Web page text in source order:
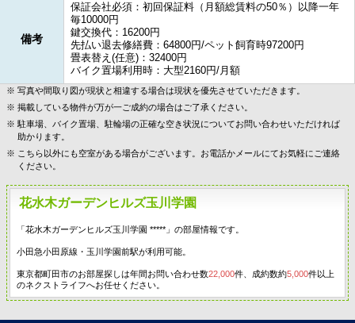
備考
保証会社必須：初回保証料（月額総賃料の50％）以降一年
毎10000円
鍵交換代：16200円
先払い退去修繕費：64800円/ペット飼育時97200円
畳表替え(任意)：32400円
バイク置場利用時：大型2160円/月額
写真や間取り図が現状と相違する場合は現状を優先させていただきます。
掲載している物件が万が一ご成約の場合はご了承ください。
駐車場、バイク置場、駐輪場の正確な空き状況についてお問い合わせいただければ
助かります。
こちら以外にも空室がある場合がございます。お電話かメールにてお気軽にご連絡
ください。
花水木ガーデンヒルズ玉川学園
「花水木ガーデンヒルズ玉川学園 *****」の部屋情報です。
小田急小田原線・玉川学園前駅が利用可能。
東京都町田市のお部屋探しは年間お問い合わせ数22,000件、成約数約5,000件以上
のネクストライフへお任せください。